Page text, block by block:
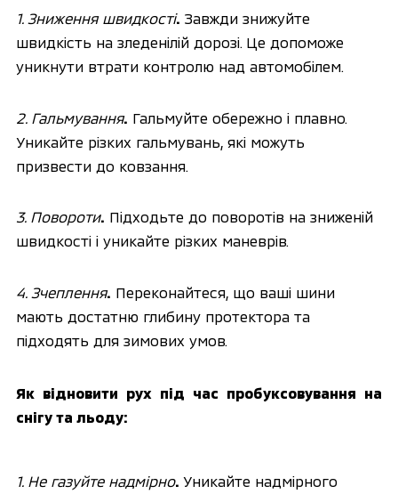
1. Зниження швидкості. Завжди знижуйте
швидкість на зледенілій дорозі. Це допоможе
уникнути втрати контролю над автомобілем.
2. Гальмування. Гальмуйте обережно і плавно.
Уникайте різких гальмувань, які можуть
призвести до ковзання.
3. Повороти. Підходьте до поворотів на зниженій
швидкості і уникайте різких маневрів.
4. Зчеплення. Переконайтеся, що ваші шини
мають достатню глибину протектора та
підходять для зимових умов.
Як відновити рух під час пробуксовування на
снігу та льоду:
1. Не газуйте надмірно. Уникайте надмірного